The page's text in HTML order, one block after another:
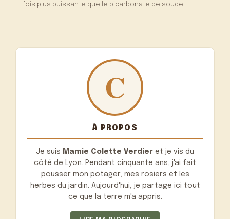
fois plus puissante que le bicarbonate de soude
À PROPOS
Je suis Mamie Colette Verdier et je vis du
côté de Lyon. Pendant cinquante ans, j'ai fait
pousser mon potager, mes rosiers et les
herbes du jardin. Aujourd'hui, je partage ici tout
ce que la terre m'a appris.